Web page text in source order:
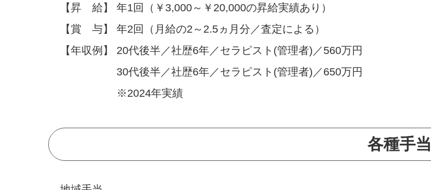
【昇 給】 年1回（￥3,000～￥20,000の昇給実績あり）
【賞 与】 年2回（月給の2～2.5ヵ月分／査定による）
【年収例】 20代後半／社歴6年／セラピスト(管理者)／560万円
30代後半／社歴6年／セラピスト(管理者)／650万円
※2024年実績
各種手当